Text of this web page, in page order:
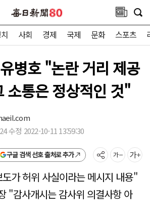
사회 경제 국제 문화 스포츠
병호 "논란 거리 제공
통은 정상적인 것"
수정 2022-10-11 13:59:30
구글 검색 선호 출처로 추가
가 허위 사실이라는 메시지 내용"
"감사개시는 감사위 의결사항 아